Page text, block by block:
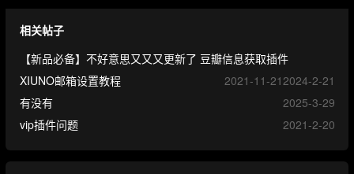
相关帖子
【新品必备】不好意思又又又更新了 豆瓣信息获取插件
2024-2-21
XIUNO邮箱设置教程
2021-11-21
有没有
2025-3-29
vip插件问题
2021-2-20